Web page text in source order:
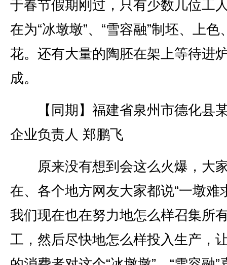
于春节假期刚过，只有少数几位工
在为“冰墩墩”、“雪容融”制坯、上色
花。还有大量的陶胚在架上等待进
成。
【同期】福建省泉州市德化县
企业负责人 郑鹏飞
原来没有想到会这么火爆，大
在、各个地方网友大家都说“一墩难
我们现在也在努力地怎么样召集所
工，然后尽快地怎么样投入生产，